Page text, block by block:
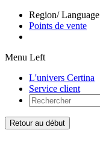
Region/ Language
Points de vente
Menu Left
L'univers Certina
Service client
Retour au début